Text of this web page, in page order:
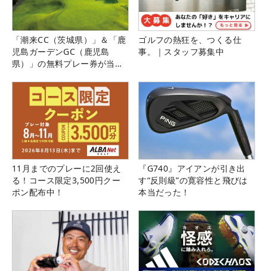
「潮来CC（茨城県）」＆「鹿
児島ガーデンGC（鹿児島
県）」の無料プレー券が当た
ゴルフの熱狂を、つくる仕
事。｜スタッフ募集中
11月までのプレーに2回使え
る！コース限定3,500円クー
ポン配布中！
『G740』アイアンが引き出
す“反則級”の寛容性と飛びは
本当だった！